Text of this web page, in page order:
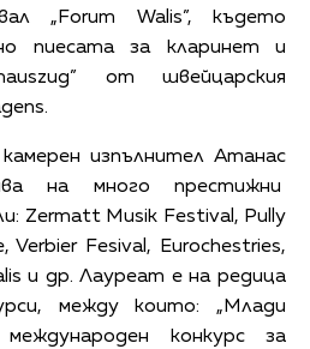
„Forum Walis”, където
пиесата за кларинет и
от швейцарския
изпълнител Атанас
на много престижни
Zermatt Musik Festival, Pully
Verbier Fesival, Eurochestries,
и др. Лауреат е на редица
между които: „Млади
конкурс за